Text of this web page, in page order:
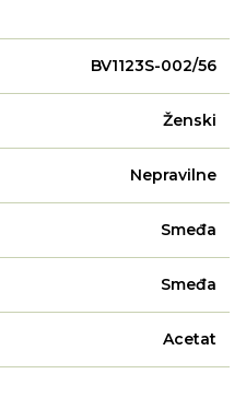
BV1123S-002/56
Ženski
Nepravilne
Smeđa
Smeđa
Acetat